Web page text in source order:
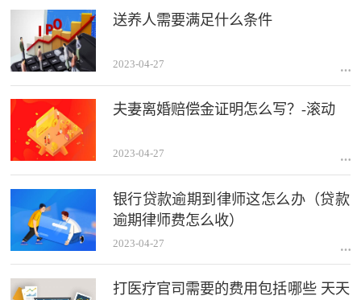
送养人需要满足什么条件
2023-04-27
夫妻离婚赔偿金证明怎么写？-滚动
2023-04-27
银行贷款逾期到律师这怎么办（贷款
逾期律师费怎么收）
2023-04-27
打医疗官司需要的费用包括哪些 天天